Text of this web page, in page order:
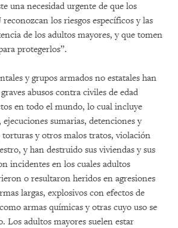
una necesidad urgente de que los
los riesgos específicos y las
de los adultos mayores, y que tomen
protegerlos”.
y grupos armados no estatales han
abusos contra civiles de edad
en todo el mundo, lo cual incluye
ejecuciones sumarias, detenciones y
y otros malos tratos, violación
y han destruido sus viviendas y sus
incidentes en los cuales adultos
o resultaron heridos en agresiones
largas, explosivos con efectos de
armas químicas y otras cuyo uso se
Los adultos mayores suelen estar